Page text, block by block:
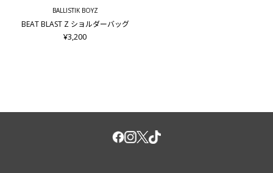
BALLISTIK BOYZ
BEAT BLAST Z ショルダーバッグ
¥3,200